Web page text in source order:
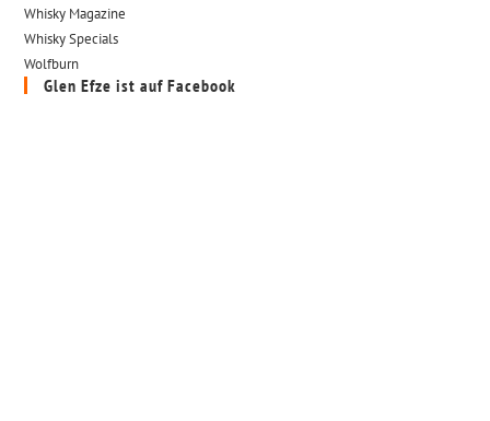
Whisky Magazine
Whisky Specials
Wolfburn
Glen Efze ist auf Facebook